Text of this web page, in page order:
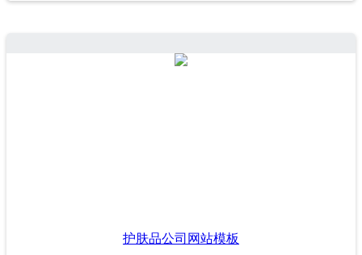
护肤品公司网站模板